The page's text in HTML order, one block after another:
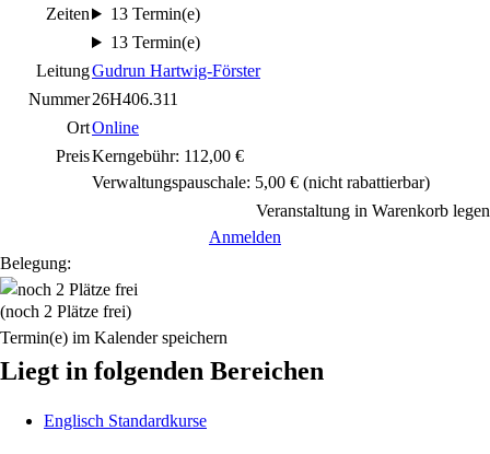
Zeiten
13 Termin(e)
13 Termin(e)
LeitungGudrun Hartwig-Förster
Nummer26H406.311
OrtOnline
PreisKerngebühr: 112,00 €
Verwaltungspauschale: 5,00 € (nicht rabattierbar)
Veranstaltung in Warenkorb legen
Anmelden
Belegung:
(noch 2 Plätze frei)
Termin(e) im Kalender speichern
Liegt in folgenden Bereichen
Englisch Standardkurse